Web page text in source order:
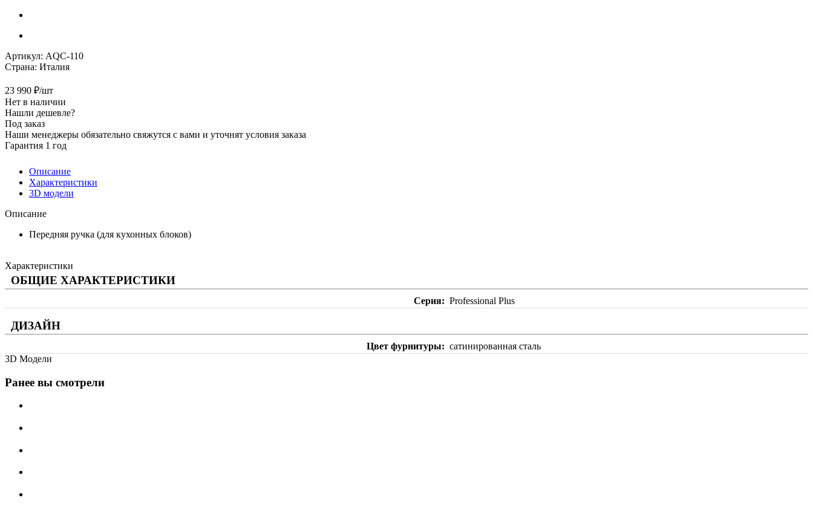
Артикул: AQC-110
Страна: Италия
23 990 ₽/шт
Нет в наличии
Нашли дешевле?
Под заказ
Наши менеджеры обязательно свяжутся с вами и уточнят условия заказа
Гарантия 1 год
Описание
Характеристики
3D модели
Описание
Передняя ручка (для кухонных блоков)
Характеристики
ОБЩИЕ ХАРАКТЕРИСТИКИ
Серия Professional Plus
ДИЗАЙН
Цвет фурнитуры
сатинированная сталь
3D Модели
Ранее вы смотрели